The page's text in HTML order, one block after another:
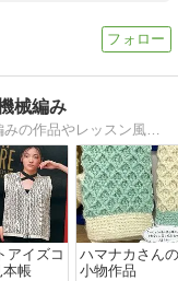
械編み
京都駅近くの編み物教室。手編み・機械編みの作品やレッスン風景、ワークショップ、京都の日常を発信しています。
アイズコ
本帳
ハマナカさん
小物作品